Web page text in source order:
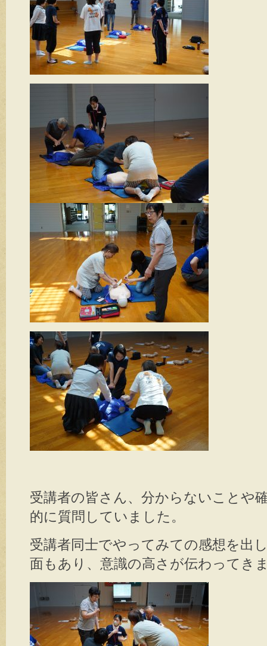
受講者の皆さん、分からないことや
的に質問していました。
受講者同士でやってみての感想を出
面もあり、意識の高さが伝わってき